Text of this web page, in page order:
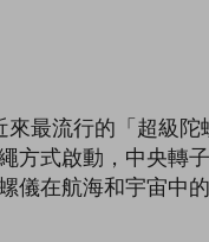
最流行的「超級
方式啟動，中央轉
儀在航海和宇宙中的